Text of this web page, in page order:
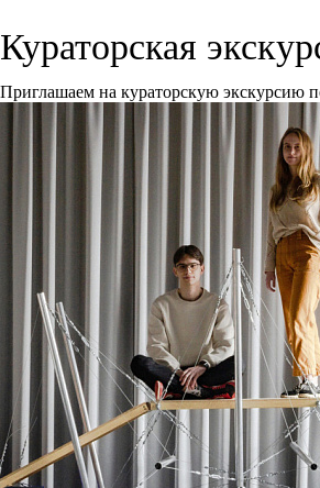
Кураторская
Приглашаем на кураторскую